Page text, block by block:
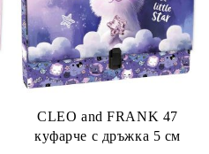
CLEO and FRANK 47
куфарче с дръжка 5 см